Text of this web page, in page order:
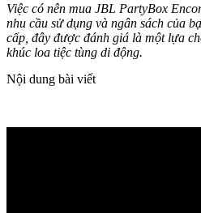
Việc có nên mua JBL PartyBox
nhu cầu sử dụng và ngân sách của
cấp, đây được đánh giá là một lựa
khúc loa tiệc tùng di động.
Nội dung bài viết